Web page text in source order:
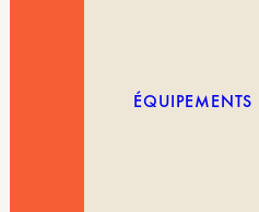
ÉQUIPEMENTS